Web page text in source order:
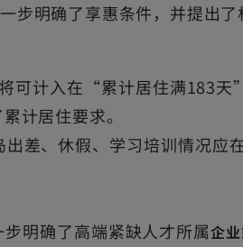
步明确了享惠条件，并提出
将可计入在“累计居住满183天
计居住要求。
差、休假、学习培训情况应
明确了高端紧缺人才所属企